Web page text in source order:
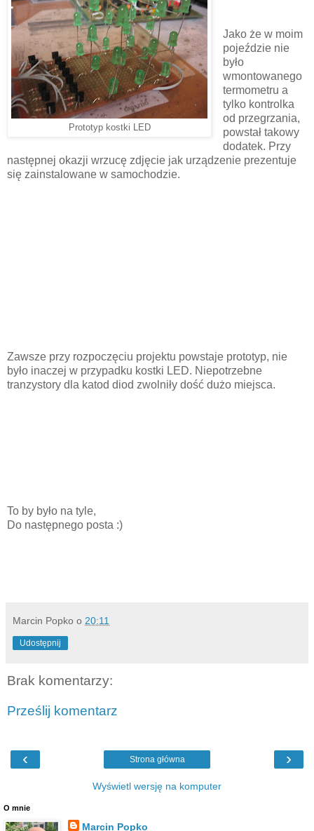
Prototyp kostki LED
Jako że w moim
pojeździe nie
było
wmontowanego
termometru a
tylko kontrolka
od przegrzania,
powstał takowy
dodatek. Przy
następnej okazji wrzucę zdjęcie jak urządzenie prezentuje
się zainstalowane w samochodzie.
Zawsze przy rozpoczęciu projektu powstaje prototyp, nie
było inaczej w przypadku kostki LED. Niepotrzebne
tranzystory dla katod diod zwolniły dość dużo miejsca.
To by było na tyle,
Do następnego posta :)
Marcin Popko o 20:11
Udostępnij
Brak komentarzy:
Prześlij komentarz
‹ ›
Strona główna
Wyświetl wersję na komputer
O mnie
Marcin Popko